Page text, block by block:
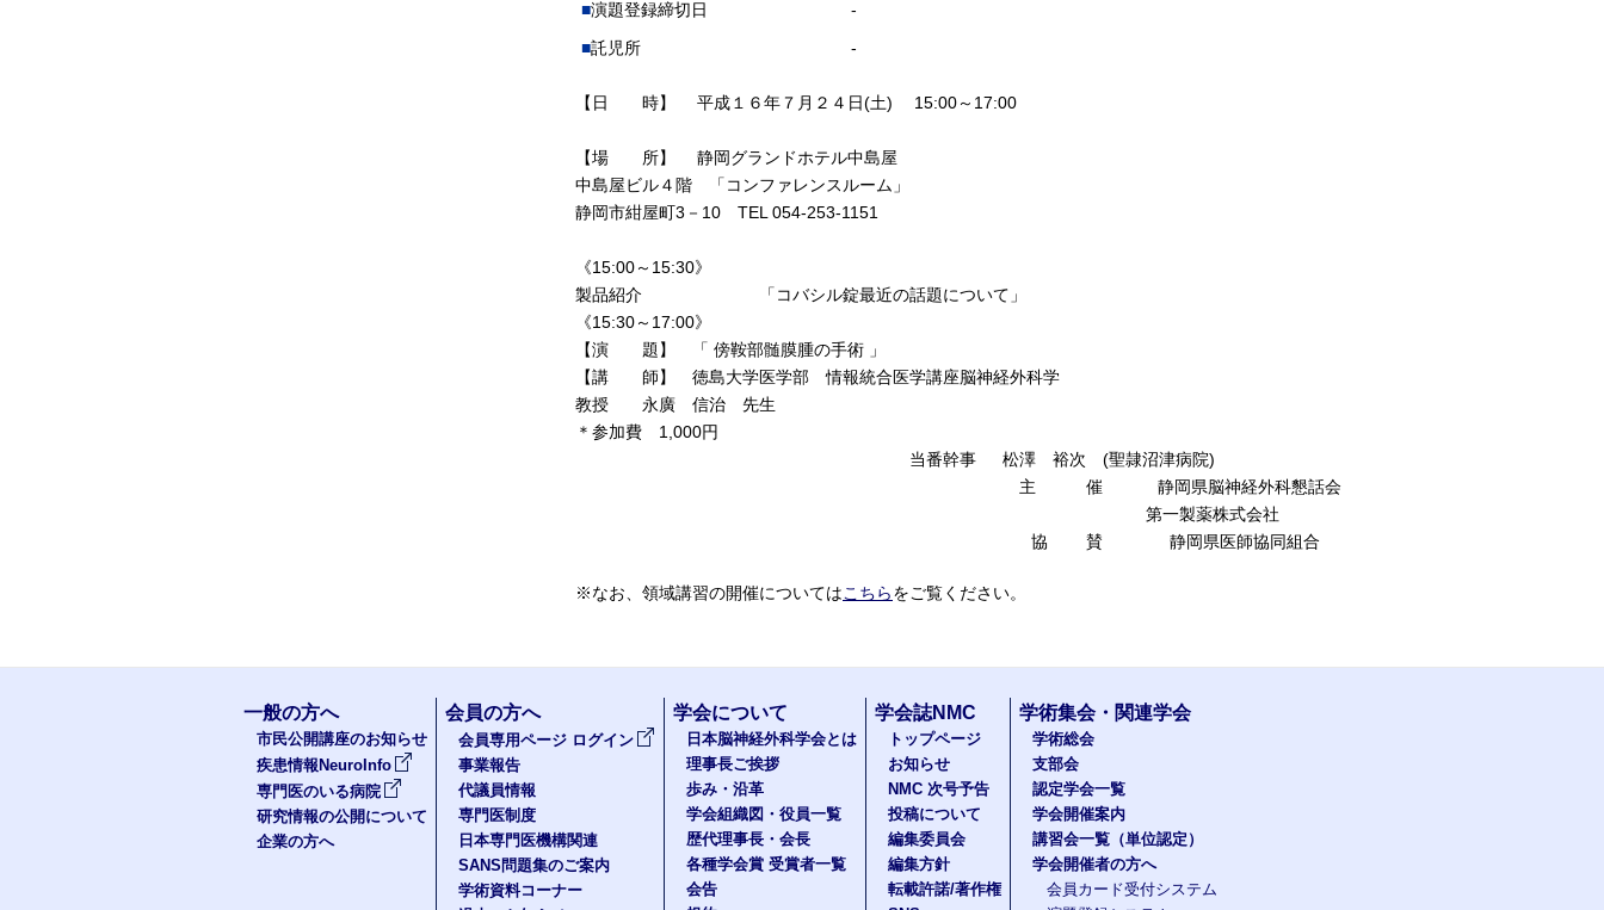
演題登録締切日
-
託児所
-
【日 時】 平成１６年７月２４日(土) 15:00～17:00
【場 所】 静岡グランドホテル中島屋
中島屋ビル４階 「コンファレンスルーム」
静岡市紺屋町3－10 TEL 054-253-1151
《15:00～15:30》
製品紹介 「コバシル錠最近の話題について」
《15:30～17:00》
【演 題】 「 傍鞍部髄膜腫の手術 」
【講 師】 徳島大学医学部 情報統合医学講座脳神経外科学
教授 永廣 信治 先生
＊参加費 1,000円
当番幹事 松澤 裕次 (聖隷沼津病院)
主 催 静岡県脳神経外科懇話会
第一製薬株式会社
協 賛 静岡県医師協同組合
※なお、領域講習の開催についてはこちらをご覧ください。
一般の方へ
市民公開講座のお知らせ
疾患情報NeuroInfo
専門医のいる病院
研究情報の公開について
企業の方へ
会員の方へ
会員専用ページ ログイン
事業報告
代議員情報
専門医制度
日本専門医機構関連
SANS問題集のご案内
学術資料コーナー
学会について
日本脳神経外科学会とは
理事長ご挨拶
歩み・沿革
学会組織図・役員一覧
歴代理事長・会長
各種学会賞 受賞者一覧
会告
学会誌NMC
トップページ
お知らせ
NMC 次号予告
投稿について
編集委員会
編集方針
転載許諾/著作権
学術集会・関連学会
学術総会
支部会
認定学会一覧
学会開催案内
講習会一覧（単位認定）
学会開催者の方へ
会員カード受付システム